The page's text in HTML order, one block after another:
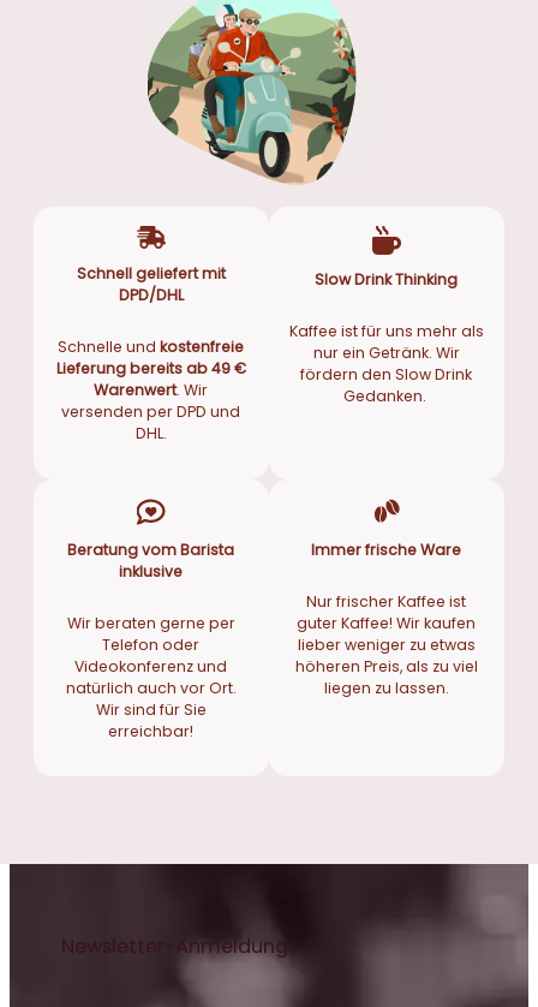
Schnell geliefert mit
DPD/DHL
Schnelle undkostenfreie
Lieferung bereits ab 49 €
Warenwert. Wir
versenden per DPD und
DHL.
Slow Drink Thinking
Kaffee ist für uns mehr als
nur ein Getränk. Wir
fördern den Slow Drink
Gedanken.
Beratung vom Barista
inklusive
Wir beraten gerne per
Telefon oder
Videokonferenz und
natürlich auch vor Ort.
Wir sind für Sie
erreichbar!
Immer frische Ware
Nur frischer Kaffee ist
guter Kaffee! Wir kaufen
lieber weniger zu etwas
höheren Preis, als zu viel
liegen zu lassen.
Newsletter-Anmeldung